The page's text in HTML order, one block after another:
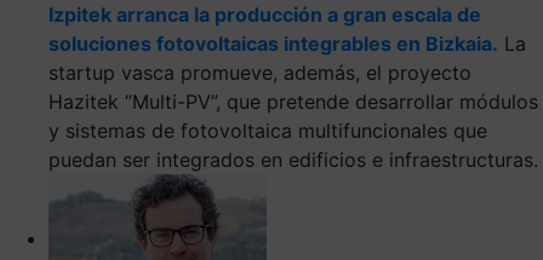
Izpitek arranca la producción a gran escala de
soluciones fotovoltaicas integrables en Bizkaia. La
startup vasca promueve, además, el proyecto
Hazitek “Multi-PV”, que pretende desarrollar módulos
y sistemas de fotovoltaica multifuncionales que
puedan ser integrados en edificios e infraestructuras.